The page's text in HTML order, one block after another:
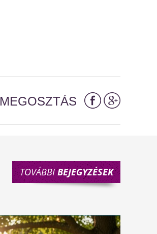
MEGOSZTÁS
TOVÁBBIBEJEGYZÉSEK